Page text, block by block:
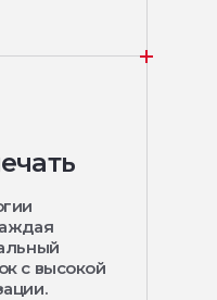
с высокой